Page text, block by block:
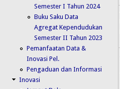
Semester I Tahun 2024
Buku Saku Data
Agregat Kependudukan
Semester II Tahun 2023
Pemanfaatan Data &
Inovasi Pel.
Pengaduan dan Informasi
Inovasi